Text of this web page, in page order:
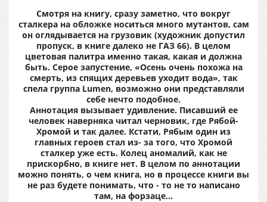
Смотря на книгу, сразу заметно, что вокруг
сталкера на обложке носиться много мутантов, сам
он оглядывается на грузовик (художник допустил
пропуск, в книге далеко не ГАЗ 66). В целом
цветовая палитра именно такая, какая и должна
быть. Серое запустение, «Осень очень похожа на
смерть, из спящих деревьев уходит вода», так
спела группа Lumen, возможно они представляли
себе нечто подобное.
Аннотация вызывает удивление. Писавший ее
человек наверняка читал черновик, где Рябой-
Хромой и так далее. Кстати, Рябым один из
главных героев стал из- за того, что Хромой
сталкер уже есть. Колец аномалий, как не
прискорбно, в книге нет. В целом по аннотации
можно понять, о чем книга, но в процессе книги вы
не раз будете понимать, что - то не то написано
там, на форзаце…